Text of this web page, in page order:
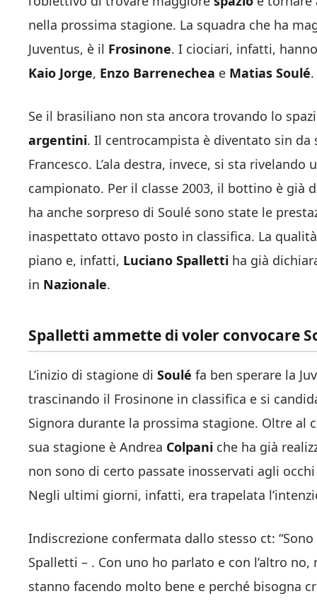
nella prossima stagione. La squadra che ha
Juventus, è il Frosinone. I ciociari, infatti,
Kaio Jorge, Enzo Barrenechea e Matias Soulé.
Se il brasiliano non sta ancora trovando lo
argentini. Il centrocampista è diventato sin
Francesco. L’ala destra, invece, si sta
campionato. Per il classe 2003, il bottino è già
ha anche sorpreso di Soulé sono state le
inaspettato ottavo posto in classifica. La
piano e, infatti, Luciano Spalletti ha già
in Nazionale.
Spalletti ammette di voler convocare
L’inizio di stagione di Soulé fa ben sperare la
trascinando il Frosinone in classifica e si
Signora durante la prossima stagione. Oltre al
sua stagione è Andrea Colpani che ha già
non sono di certo passate inosservati agli
Negli ultimi giorni, infatti, era trapelata
Indiscrezione confermata dallo stesso ct:
Spalletti – . Con uno ho parlato e con l’altro
stanno facendo molto bene e perché bisogna